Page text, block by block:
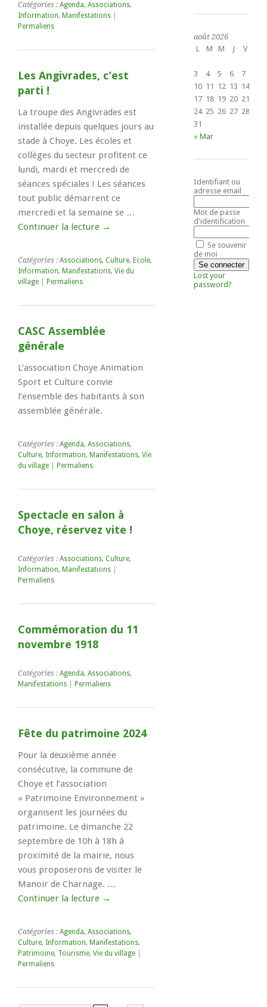
Catégories : Agenda, Associations,
Information, Manifestations
Permaliens
Les Angivrades, c’est
parti !
La troupe des Angivrades est
installée depuis quelques jours au
stade à Choye. Les écoles et
collèges du secteur profitent ce
lundi, mardi et mercredi de
séances spéciales ! Les séances
tout public démarrent ce
mercredi et la semaine se …
Continuer la lecture →
Catégories : Associations, Culture, Ecole,
Information, Manifestations, Vie du
village
Permaliens
CASC Assemblée
générale
L’association Choye Animation
Sport et Culture convie
l’ensemble des habitants à son
assemblée générale.
Catégories : Agenda, Associations,
Culture, Information, Manifestations, Vie
du village
Permaliens
Spectacle en salon à
Choye, réservez vite !
Catégories : Associations, Culture,
Information, Manifestations
Permaliens
Commémoration du 11
novembre 1918
Catégories : Agenda, Associations,
Manifestations
Permaliens
Fête du patrimoine 2024
Pour la deuxième année
consécutive, la commune de
Choye et l’association
« Patrimoine Environnement »
organisent les journées du
patrimoine. Le dimanche 22
septembre de 10h à 18h à
proximité de la mairie, nous
vous proposerons de visiter le
Manoir de Charnage. …
Continuer la lecture →
Catégories : Agenda, Associations,
Culture, Information, Manifestations,
Patrimoine, Tourisme, Vie du village
Permaliens
août 2026
L
M M J V
3
4 5 6 7
10 11 12 13 14
17 18 19 20 21
24 25 26 27 28
31
« Mar
Identifiant ou
adresse email
Mot de passe
d'identification
Se souvenir
de moi
Lost your
password?